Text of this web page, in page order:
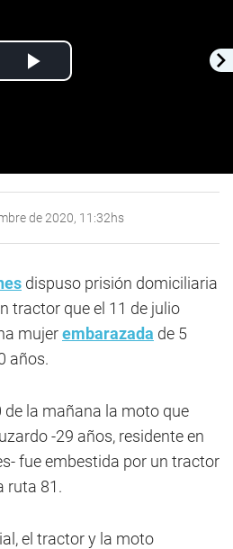
Play
de 2020, 11:32hs
dispuso prisión domiciliaria
tractor que el 11 de julio
mujerembarazada de 5
años.
de la mañana la moto que
-29 años, residente en
fue embestida por un tractor
ruta 81.
el tractor y la moto